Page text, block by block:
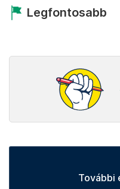
Legfontosabb
További